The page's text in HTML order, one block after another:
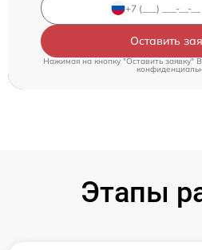
Оставить
Нажимая на кнопку "Оставить заявку"
Этапы